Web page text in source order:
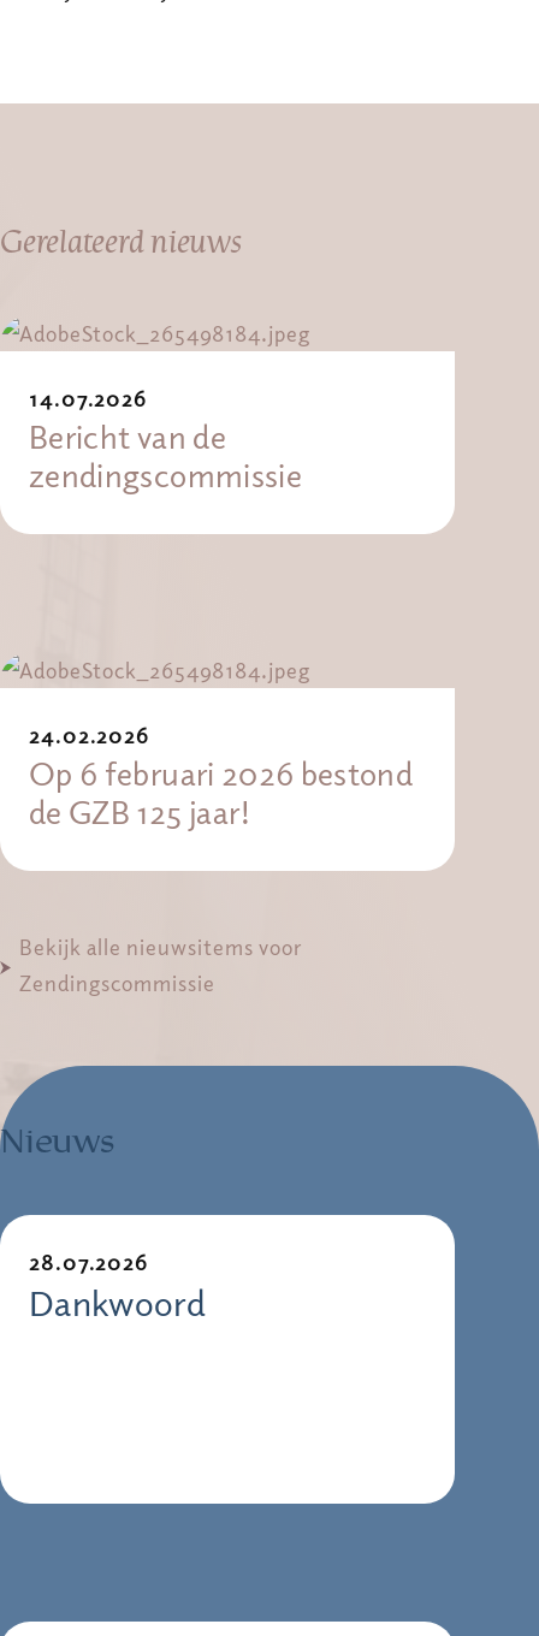
Gerelateerd nieuws
14.07.2026
Bericht van de
zendingscommissie
24.02.2026
Op 6 februari 2026 bestond
de GZB 125 jaar!
Bekijk alle nieuwsitems voor
Zendingscommissie
Nieuws
28.07.2026
Dankwoord